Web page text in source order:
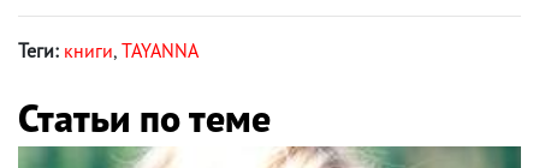
Теги: книги, TAYANNA
Статьи по теме